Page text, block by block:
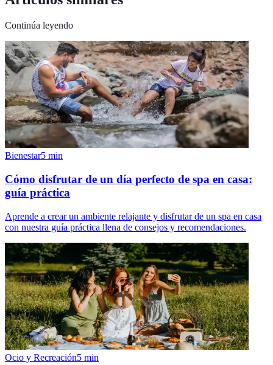
Continúa leyendo
Bienestar5 min
Cómo disfrutar de un día perfecto de spa en casa:
guía práctica
Aprende a crear un ambiente relajante y disfrutar de un spa en casa
con nuestra guía práctica llena de consejos y recomendaciones.
Ocio y Recreación5 min